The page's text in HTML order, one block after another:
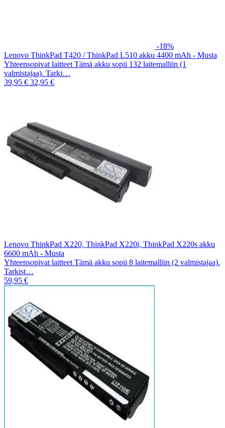
-18%
Lenovo ThinkPad T420 / ThinkPad L510 akku 4400 mAh - Musta
Yhteensopivat laitteet Tämä akku sopii 132 laitemalliin (1
valmistajaa). Tarki…
39,95 € 32,95 €
Lenovo ThinkPad X220, ThinkPad X220i, ThinkPad X220s akku
6600 mAh - Musta
Yhteensopivat laitteet Tämä akku sopii 8 laitemalliin (2 valmistajaa).
Tarkist…
59,95 €